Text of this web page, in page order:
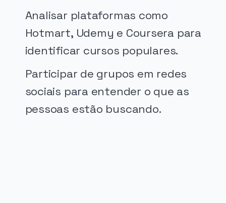
Analisar plataformas como
Hotmart, Udemy e Coursera para
identificar cursos populares.
Participar de grupos em redes
sociais para entender o que as
pessoas estão buscando.